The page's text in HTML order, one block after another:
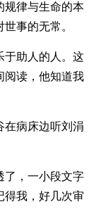
规律与生命的本
事的无常。
助人的人。这
阅读，他知道我
病床边听刘涓
，一小段文字
得我，好几次审